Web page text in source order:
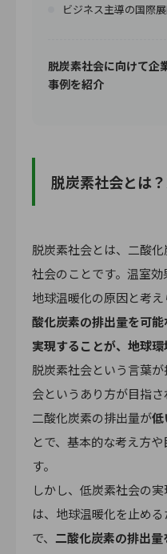
ビジネス主導の国際
脱炭素社会に向けて企
事例を紹介
脱炭素社会とは
脱炭素社会とは、二酸
社会のことです。温室効
地球温暖化の原因と考え
酸化炭素の排出量を可
実現することが、地球環
脱炭素社会という言葉
会というあり方が目指
二酸化炭素の排出量が低
とで、基本的な考え方
す。
しかし、低炭素社会の
は、地球温暖化を止め
で、 二酸化炭素の排出